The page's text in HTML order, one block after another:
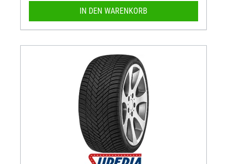
IN DEN WARENKORB